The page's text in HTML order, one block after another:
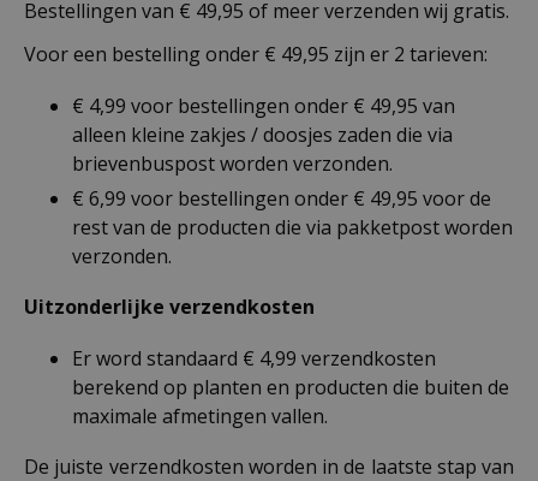
Bestellingen van € 49,95 of meer verzenden wij gratis.
Voor een bestelling onder € 49,95 zijn er 2 tarieven:
€ 4,99 voor bestellingen onder € 49,95 van
alleen kleine zakjes / doosjes zaden die via
brievenbuspost worden verzonden.
€ 6,99 voor bestellingen onder € 49,95 voor de
rest van de producten die via pakketpost worden
verzonden.
Uitzonderlijke verzendkosten
Er word standaard € 4,99 verzendkosten
berekend op planten en producten die buiten de
maximale afmetingen vallen.
De juiste verzendkosten worden in de laatste stap van